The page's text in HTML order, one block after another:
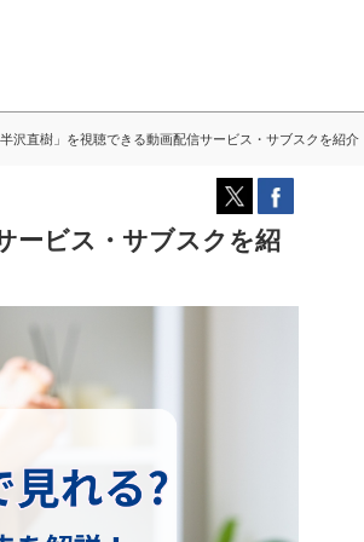
半沢直樹」を視聴できる動画配信サービス・サブスクを紹介
ービス・サブスクを紹